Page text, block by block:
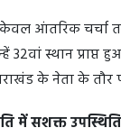
आंतरिक चर्चा तक
32वां स्थान
के नेता के तौर
में सशक्त उपस्थिति